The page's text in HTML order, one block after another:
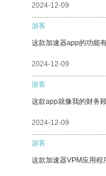
2024-12-09
游客
这款加速器app的功能
2024-12-09
游客
这款app就像我的财务
2024-12-09
游客
这款加速器VPM应用程